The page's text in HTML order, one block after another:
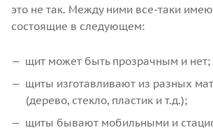
это не так. Между ними все-таки
состоящие в следующем:
щит может быть прозрачным и нет;
щиты изготавливают из разных
(дерево, стекло, пластик и т.д.);
щиты бывают мобильными и